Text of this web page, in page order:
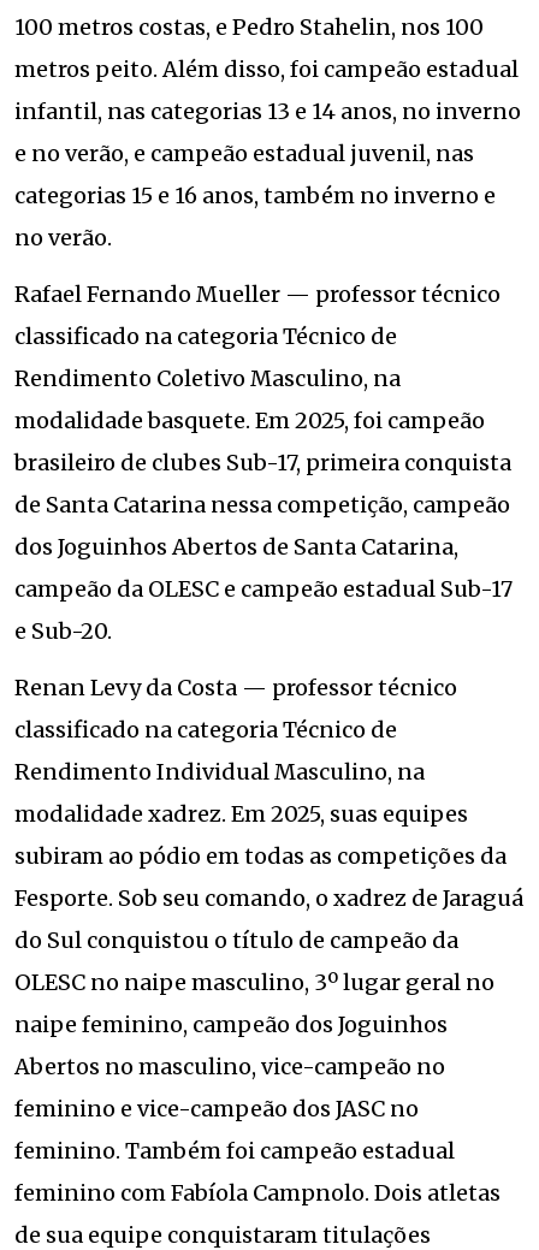
100 metros costas, e Pedro Stahelin, nos 100
metros peito. Além disso, foi campeão estadual
infantil, nas categorias 13 e 14 anos, no inverno
e no verão, e campeão estadual juvenil, nas
categorias 15 e 16 anos, também no inverno e
no verão.
Rafael Fernando Mueller — professor técnico
classificado na categoria Técnico de
Rendimento Coletivo Masculino, na
modalidade basquete. Em 2025, foi campeão
brasileiro de clubes Sub-17, primeira conquista
de Santa Catarina nessa competição, campeão
dos Joguinhos Abertos de Santa Catarina,
campeão da OLESC e campeão estadual Sub-17
e Sub-20.
Renan Levy da Costa — professor técnico
classificado na categoria Técnico de
Rendimento Individual Masculino, na
modalidade xadrez. Em 2025, suas equipes
subiram ao pódio em todas as competições da
Fesporte. Sob seu comando, o xadrez de Jaraguá
do Sul conquistou o título de campeão da
OLESC no naipe masculino, 3º lugar geral no
naipe feminino, campeão dos Joguinhos
Abertos no masculino, vice-campeão no
feminino e vice-campeão dos JASC no
feminino. Também foi campeão estadual
feminino com Fabíola Campnolo. Dois atletas
de sua equipe conquistaram titulações